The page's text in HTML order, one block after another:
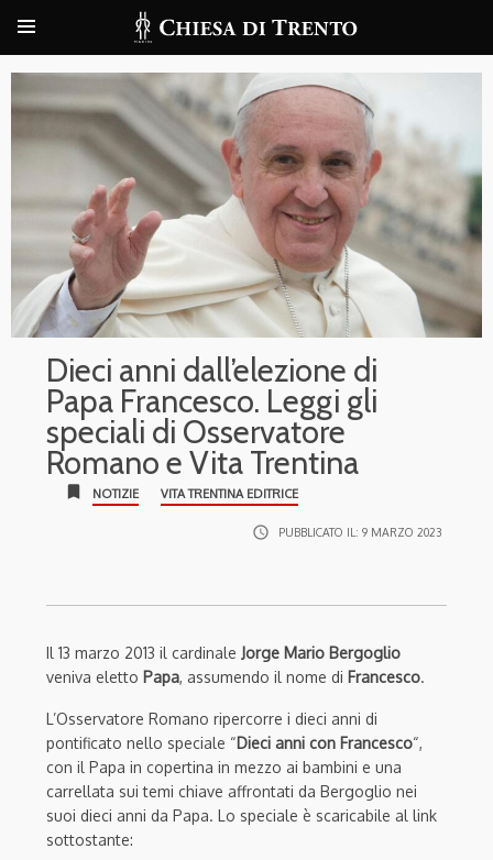
Dieci anni dall’elezione di
Papa Francesco. Leggi gli
speciali di Osservatore
Romano e Vita Trentina
bookmark NOTIZIE VITA TRENTINA EDITRICE
access_time PUBBLICATO IL: 9 MARZO 2023
Il 13 marzo 2013 il cardinale Jorge Mario Bergoglio
veniva eletto Papa, assumendo il nome di Francesco.
L’Osservatore Romano ripercorre i dieci anni di
pontificato nello speciale “Dieci anni con Francesco“,
con il Papa in copertina in mezzo ai bambini e una
carrellata sui temi chiave affrontati da Bergoglio nei
suoi dieci anni da Papa. Lo speciale è scaricabile al link
sottostante: